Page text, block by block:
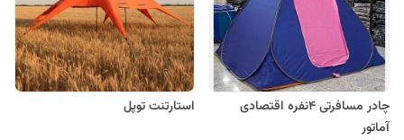
چادر مسافرتی 4نفره اقتصادی
آماتور
استارتنت توپل